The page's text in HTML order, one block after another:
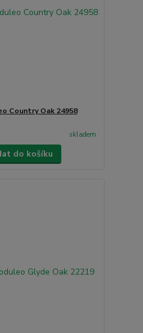
Country Oak 24958
skladem
do košíku